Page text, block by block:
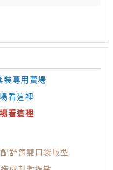
裝專用賣場
看這裡
看這裡
舒適雙口袋版型